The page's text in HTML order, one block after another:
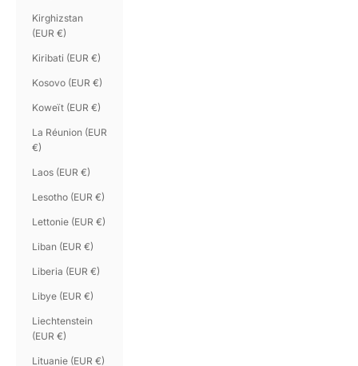
Kirghizstan
(EUR €)
Kiribati (EUR €)
Kosovo (EUR €)
Koweït (EUR €)
La Réunion (EUR
€)
Laos (EUR €)
Lesotho (EUR €)
Lettonie (EUR €)
Liban (EUR €)
Liberia (EUR €)
Libye (EUR €)
Liechtenstein
(EUR €)
Lituanie (EUR €)